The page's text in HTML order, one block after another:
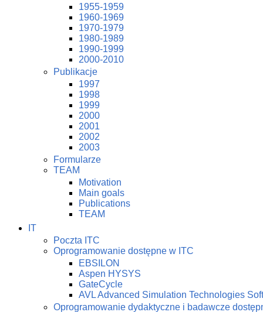
1955-1959
1960-1969
1970-1979
1980-1989
1990-1999
2000-2010
Publikacje
1997
1998
1999
2000
2001
2002
2003
Formularze
TEAM
Motivation
Main goals
Publications
TEAM
IT
Poczta ITC
Oprogramowanie dostępne w ITC
EBSILON
Aspen HYSYS
GateCycle
AVL Advanced Simulation Technologies
Oprogramowanie dydaktyczne i badawcze